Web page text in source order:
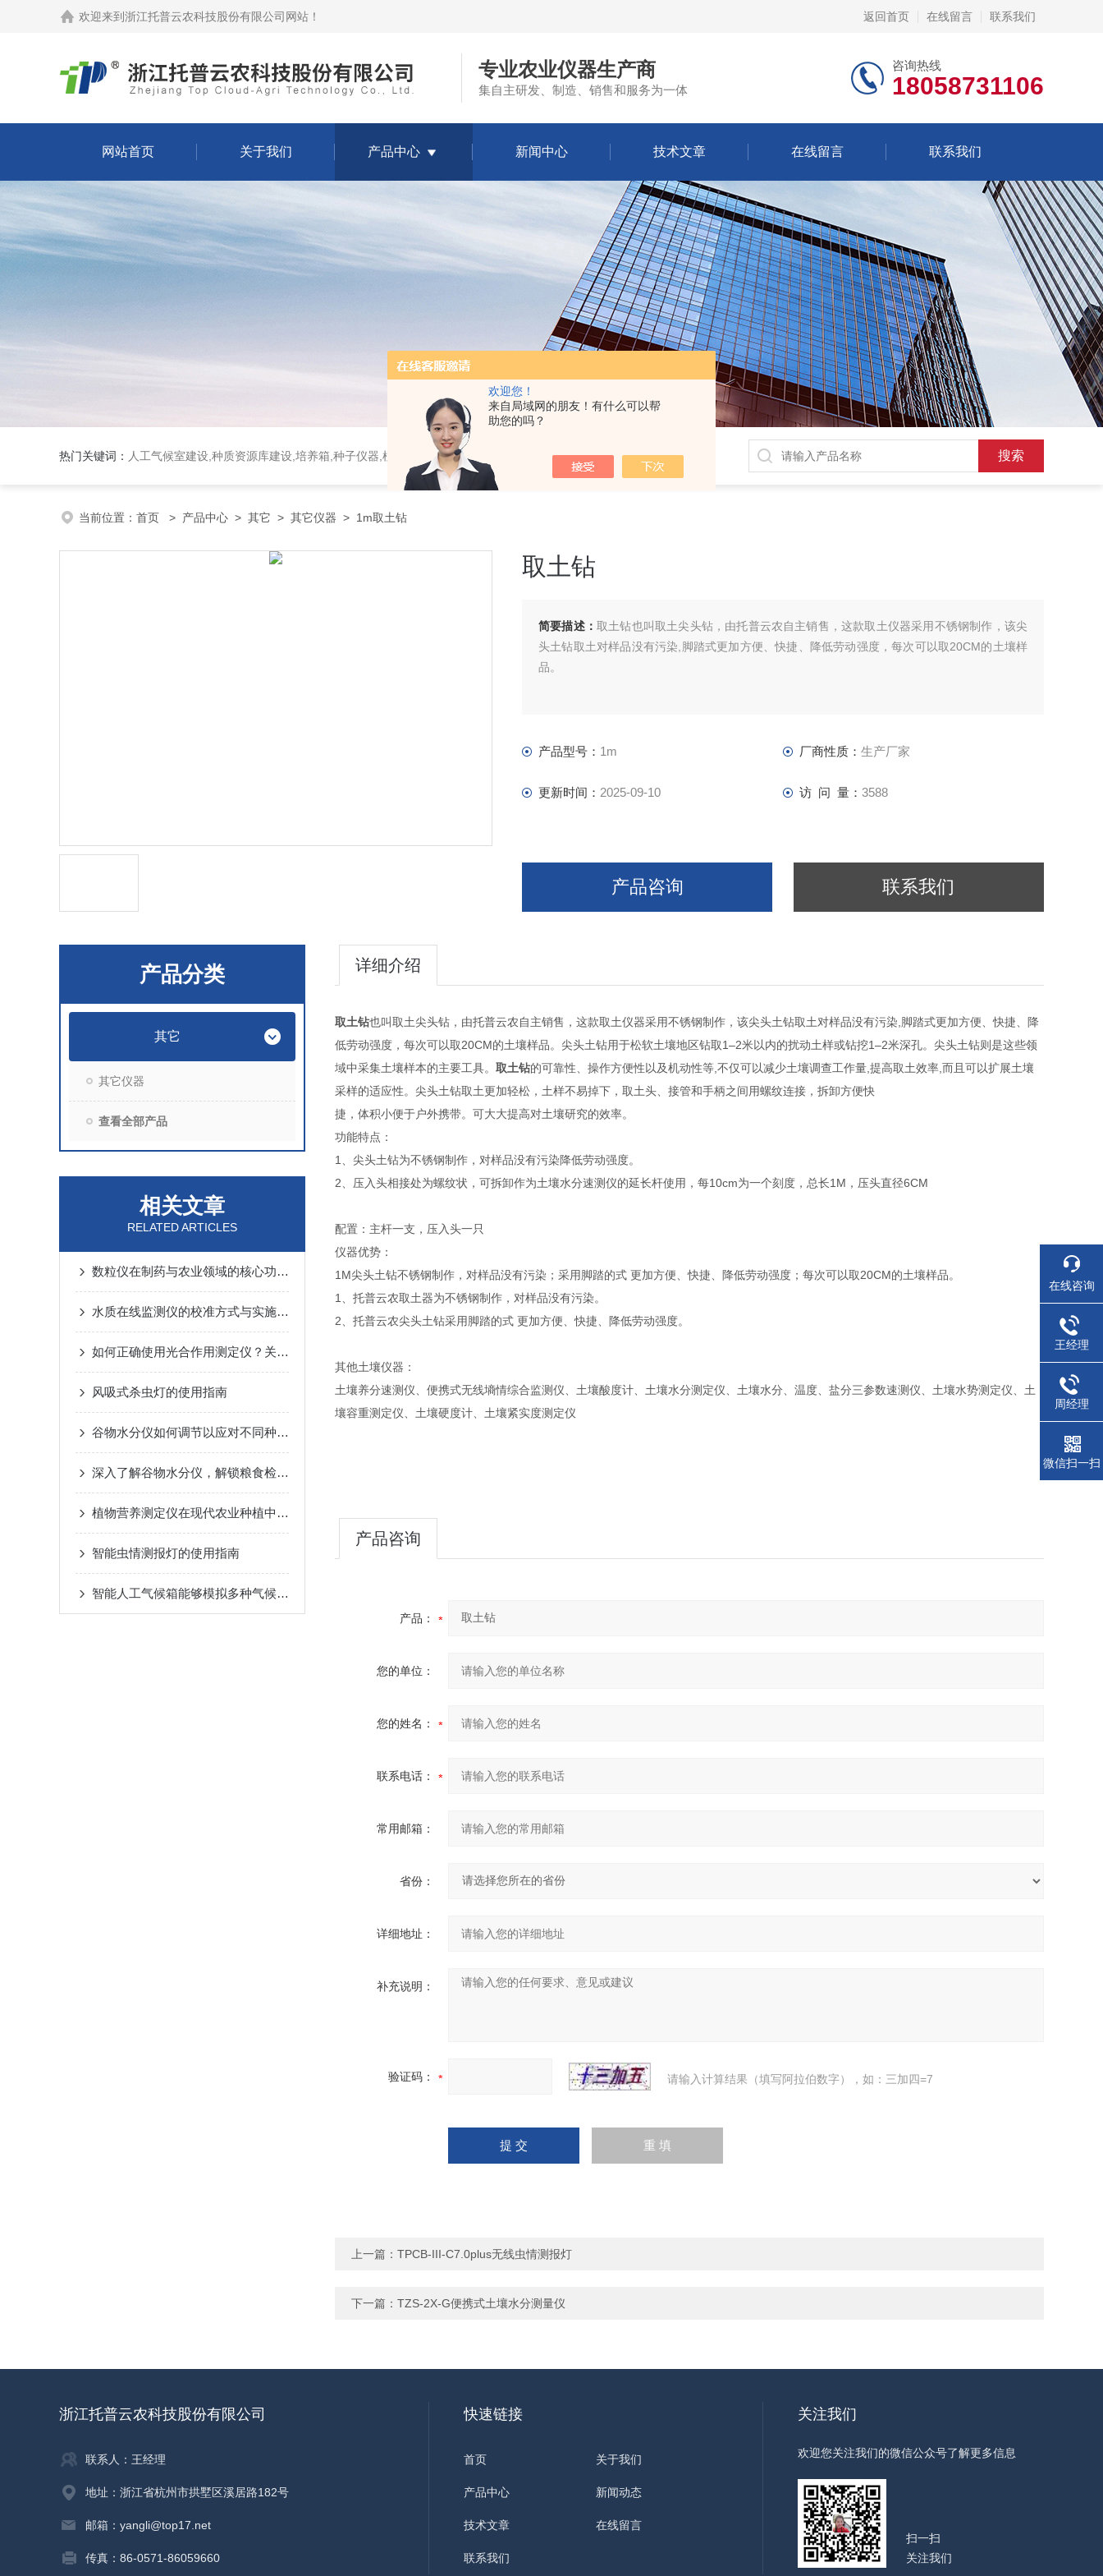
欢迎您！
来自局域网的朋友！有什么可以帮
助您的吗？
欢迎来到 浙江托普云农科技股份有限公司网站 ！ 返回首页 在线留言 联系我们
专业农业仪器生产商
集自主研发、制造、销售和服务为一体
咨询热线
18058731106
网站首页 关于我们 产品中心 新闻中心 技术文章 在线留言 联系我们
热门关键词： 人工气候室建设,种质资源库建设,培养箱,种子仪器,植物生理仪器,植保仪器,土壤仪器,环境气象仪器
当前位置： 首页 > 产品中心 > 其它 > 其它仪器 > 1m取土钻
取土钻
简要描述： 取土钻也叫取土尖头钻，由托普云农自主销售，这款取土仪器采用不锈钢制作，该尖
头土钻取土对样品没有污染,脚踏式更加方便、快捷、降低劳动强度，每次可以取20CM的土壤样
品。
产品型号： 1m 厂商性质： 生产厂家
更新时间： 2025-09-10 访 问 量： 3588
产品咨询 联系我们
产品分类
其它
其它仪器
查看全部产品
相关文章
RELATED ARTICLES
数粒仪在制药与农业领域的核心功能解析
水质在线监测仪的校准方式与实施要点
如何正确使用光合作用测定仪？关键步骤与避坑建议
风吸式杀虫灯的使用指南
谷物水分仪如何调节以应对不同种类的谷物测量
深入了解谷物水分仪，解锁粮食检测新体验
植物营养测定仪在现代农业种植中的应用价值与实际作用
智能虫情测报灯的使用指南
智能人工气候箱能够模拟多种气候条件
详细介绍
取土钻也叫取土尖头钻，由托普云农自主销售，这款取土仪器采用不锈钢制作，该尖头土钻取土对样品没有污染,脚踏式更加方便、快捷、降
低劳动强度，每次可以取20CM的土壤样品。尖头土钻用于松软土壤地区钻取1–2米以内的扰动土样或钻挖1–2米深孔。尖头土钻则是这些领
域中采集土壤样本的主要工具。 取土钻的可靠性、操作方便性以及机动性等,不仅可以减少土壤调查工作量,提高取土效率,而且可以扩展土壤
采样的适应性。尖头土钻取土更加轻松，土样不易掉下，取土头、接管和手柄之间用螺纹连接，拆卸方便快
捷，体积小便于户外携带。可大大提高对土壤研究的效率。
功能特点：
1、尖头土钻为不锈钢制作，对样品没有污染降低劳动强度。
2、压入头相接处为螺纹状，可拆卸作为土壤水分速测仪的延长杆使用，每10cm为一个刻度，总长1M，压头直径6CM
配置：主杆一支，压入头一只
仪器优势：
1M尖头土钻不锈钢制作，对样品没有污染；采用脚踏的式 更加方便、快捷、降低劳动强度；每次可以取20CM的土壤样品。
1、托普云农取土器为不锈钢制作，对样品没有污染。
2、托普云农尖头土钻采用脚踏的式 更加方便、快捷、降低劳动强度。
其他土壤仪器：
土壤养分速测仪、便携式无线墒情综合监测仪、土壤酸度计、土壤水分测定仪、土壤水分、温度、盐分三参数速测仪、土壤水势测定仪、土
壤容重测定仪、土壤硬度计、土壤紧实度测定仪
产品咨询
产品：
您的单位：
您的姓名：
联系电话：
常用邮箱：
省份：
详细地址：
补充说明：
验证码： 请输入计算结果（填写阿拉伯数字），如：三加四=7
上一篇： TPCB-III-C7.0plus无线虫情测报灯
下一篇： TZS-2X-G便携式土壤水分测量仪
浙江托普云农科技股份有限公司
联系人：王经理
地址：浙江省杭州市拱墅区溪居路182号
邮箱：yangli@top17.net
传真：86-0571-86059660
快速链接
首页 关于我们
产品中心 新闻动态
技术文章 在线留言
联系我们
关注我们
欢迎您关注我们的微信公众号了解更多信息
扫一扫
关注我们
在线咨询
王经理
周经理
微信扫一扫